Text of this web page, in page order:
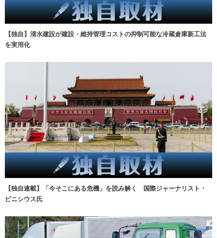
【独自】清水建設が建設・維持管理コストの抑制可能な冷蔵倉庫新工法
を実用化
【独自連載】「今そこにある危機」を読み解く 国際ジャーナリスト・
ビニシウス氏